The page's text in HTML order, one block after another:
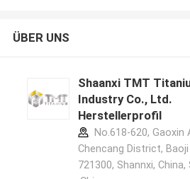
ÜBER UNS
Shaanxi TMT
Industry Co., Ltd.
Herstellerprofil
No.618-620, Gaoxin
Chencang District, Baoji
721300, Shannxi, China,